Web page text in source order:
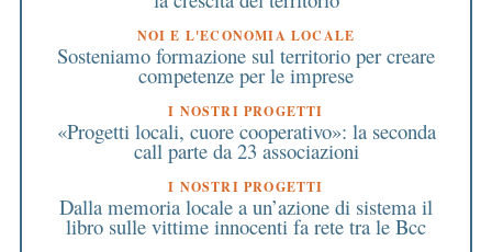
NOI E L'ECONOMIA LOCALE
Sosteniamo formazione sul territorio per creare
competenze per le imprese
I NOSTRI PROGETTI
«Progetti locali, cuore cooperativo»: la seconda
call parte da 23 associazioni
I NOSTRI PROGETTI
Dalla memoria locale a un’azione di sistema il
libro sulle vittime innocenti fa rete tra le Bcc